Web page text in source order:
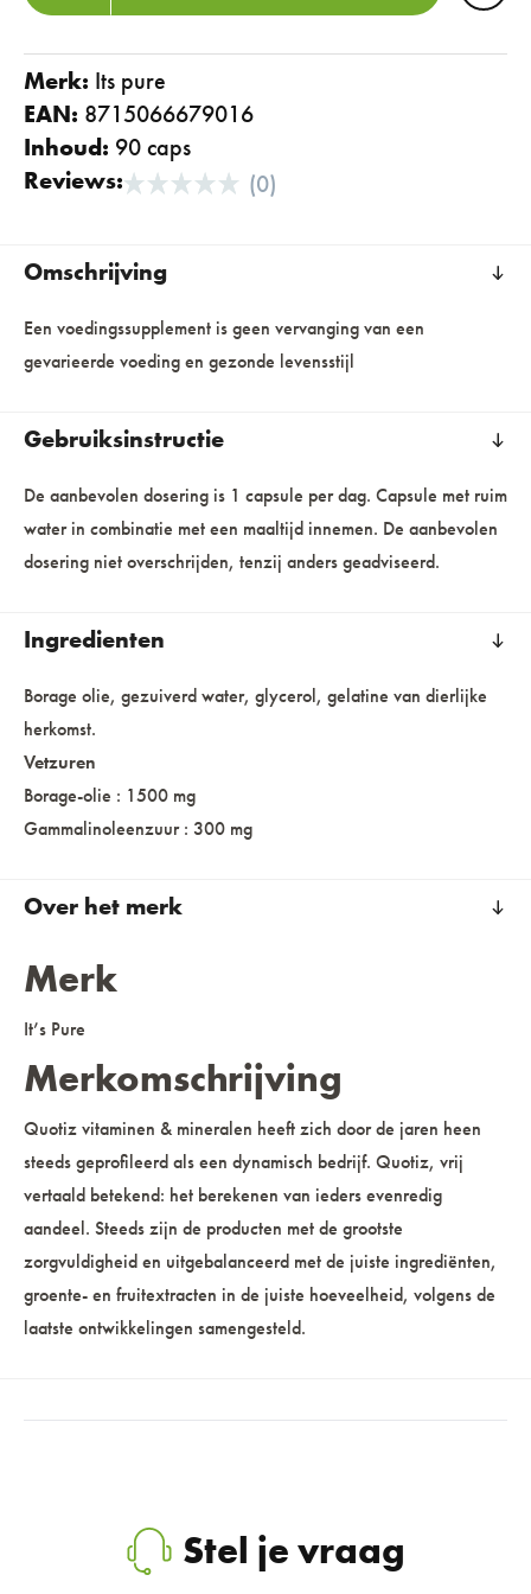
Merk: its pure
EAN: 8715066679016
Inhoud: 90 caps
Reviews:
(0)
Omschrijving
Een voedingssupplement is geen vervanging van een
gevarieerde voeding en gezonde levensstijl
Gebruiksinstructie
De aanbevolen dosering is 1 capsule per dag. Capsule met ruim
water in combinatie met een maaltijd innemen. De aanbevolen
dosering niet overschrijden, tenzij anders geadviseerd.
Ingredienten
Borage olie, gezuiverd water, glycerol, gelatine van dierlijke
herkomst.
Vetzuren
Borage-olie : 1500 mg
Gammalinoleenzuur : 300 mg
Over het merk
Merk
It’s Pure
Merkomschrijving
Quotiz vitaminen & mineralen heeft zich door de jaren heen
steeds geprofileerd als een dynamisch bedrijf. Quotiz, vrij
vertaald betekend: het berekenen van ieders evenredig
aandeel. Steeds zijn de producten met de grootste
zorgvuldigheid en uitgebalanceerd met de juiste ingrediënten,
groente- en fruitextracten in de juiste hoeveelheid, volgens de
laatste ontwikkelingen samengesteld.
Stel je vraag